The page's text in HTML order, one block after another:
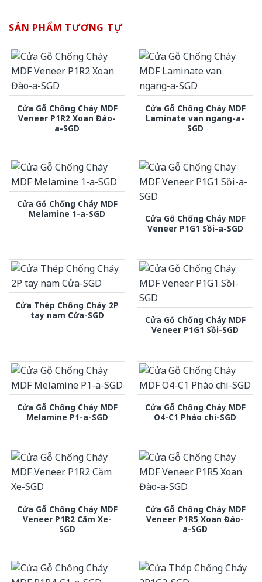
SẢN PHẨM TƯƠNG TỰ
Cửa Gỗ Chống Cháy MDF
Veneer P1R2 Xoan Đào-
a-SGD
Cửa Gỗ Chống Cháy MDF
Laminate van ngang-a-
SGD
Cửa Gỗ Chống Cháy MDF
Melamine 1-a-SGD
Cửa Gỗ Chống Cháy MDF
Veneer P1G1 Sồi-a-SGD
Cửa Thép Chống Cháy 2P
tay nam Cửa-SGD
Cửa Gỗ Chống Cháy MDF
Veneer P1G1 Sồi-SGD
Cửa Gỗ Chống Cháy MDF
Melamine P1-a-SGD
Cửa Gỗ Chống Cháy MDF
O4-C1 Phào chi-SGD
Cửa Gỗ Chống Cháy MDF
Veneer P1R2 Căm Xe-
SGD
Cửa Gỗ Chống Cháy MDF
Veneer P1R5 Xoan Đào-
a-SGD